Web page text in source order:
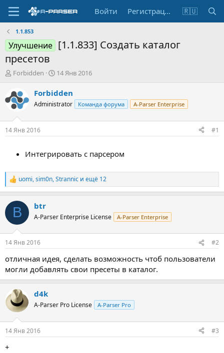
Войти Регистрация 🇷🇺
1.1.853
Улучшение [1.1.833] Создать каталог
пресетов
А
т
о
р
т
е
м
Forbidden
Д
т
н
а
а
14 Янв 2016
Forbidden
Administrator Команда форума A-Parser Enterprise
14 Янв 2016 #1
Интегрировать с парсером
Р
е
к
и
uomi,sim0n,Strannic и ещё 12
B btr
A-Parser Enterprise License A-Parser Enterprise
14 Янв 2016 #2
отличная идея, сделать возможность чтоб пользователи
могли добавлять свои пресеты в каталог.
d4k
A-Parser Pro License A-Parser Pro
14 Янв 2016 #3
+